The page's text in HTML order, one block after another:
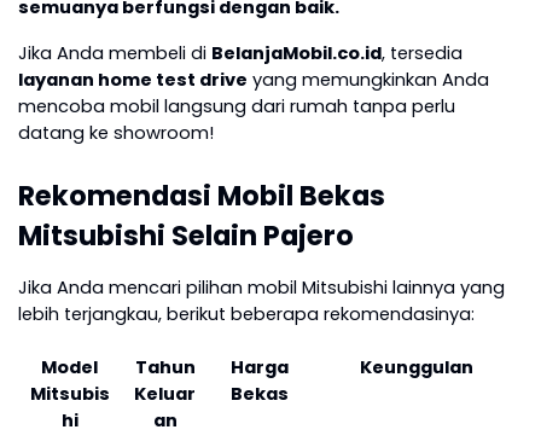
semuanya berfungsi dengan baik.
Jika Anda membeli di BelanjaMobil.co.id, tersedia
layanan home test drive yang memungkinkan Anda
mencoba mobil langsung dari rumah tanpa perlu
datang ke showroom!
Rekomendasi Mobil Bekas
Mitsubishi Selain Pajero
Jika Anda mencari pilihan mobil Mitsubishi lainnya yang
lebih terjangkau, berikut beberapa rekomendasinya:
Model
Mitsubis
hi
Tahun
Keluar
an
Harga
Bekas
Keunggulan